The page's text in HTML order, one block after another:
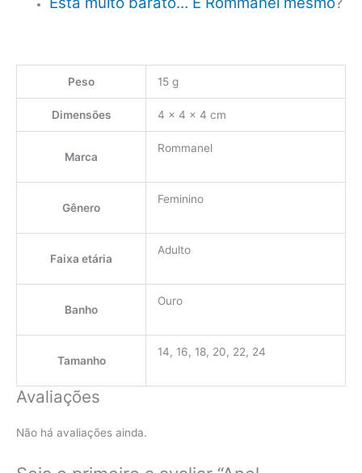
Peso 15 g
Dimensões 4 × 4 × 4 cm
Marca
Rommanel
Gênero
Feminino
Faixa etária
Adulto
Banho
Ouro
Tamanho
14, 16, 18, 20, 22, 24
Avaliações
Não há avaliações ainda.